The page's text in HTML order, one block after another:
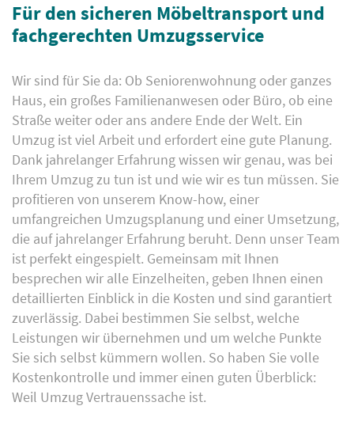
Für den sicheren Möbeltransport und
fachgerechten Umzugsservice
Wir sind für Sie da: Ob Seniorenwohnung oder ganzes
Haus, ein großes Familienanwesen oder Büro, ob eine
Straße weiter oder ans andere Ende der Welt. Ein
Umzug ist viel Arbeit und erfordert eine gute Planung.
Dank jahrelanger Erfahrung wissen wir genau, was bei
Ihrem Umzug zu tun ist und wie wir es tun müssen. Sie
profitieren von unserem Know-how, einer
umfangreichen Umzugsplanung und einer Umsetzung,
die auf jahrelanger Erfahrung beruht. Denn unser Team
ist perfekt eingespielt. Gemeinsam mit Ihnen
besprechen wir alle Einzelheiten, geben Ihnen einen
detaillierten Einblick in die Kosten und sind garantiert
zuverlässig. Dabei bestimmen Sie selbst, welche
Leistungen wir übernehmen und um welche Punkte
Sie sich selbst kümmern wollen. So haben Sie volle
Kostenkontrolle und immer einen guten Überblick:
Weil Umzug Vertrauenssache ist.